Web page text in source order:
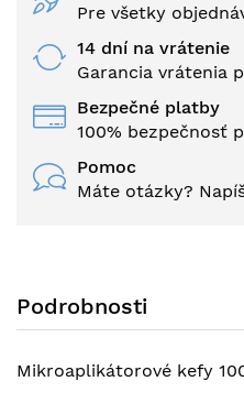
Pre všetky
14 dní na vrátenie
Garancia vrátenia
Bezpečné platby
100% bezpečnosť
Pomoc
Máte otázky?
Podrobnosti
Mikroaplikátorové kefy